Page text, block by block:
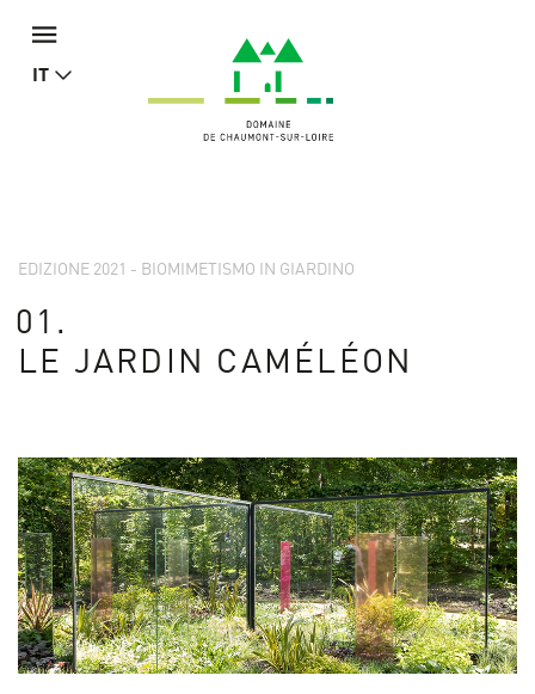
IT
EDIZIONE 2021 - BIOMIMETISMO IN GIARDINO
01.
LE JARDIN CAMÉLÉON